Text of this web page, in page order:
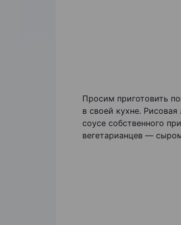
Просим приготовить
в своей кухне.
соусе собственного
вегетарианцев —